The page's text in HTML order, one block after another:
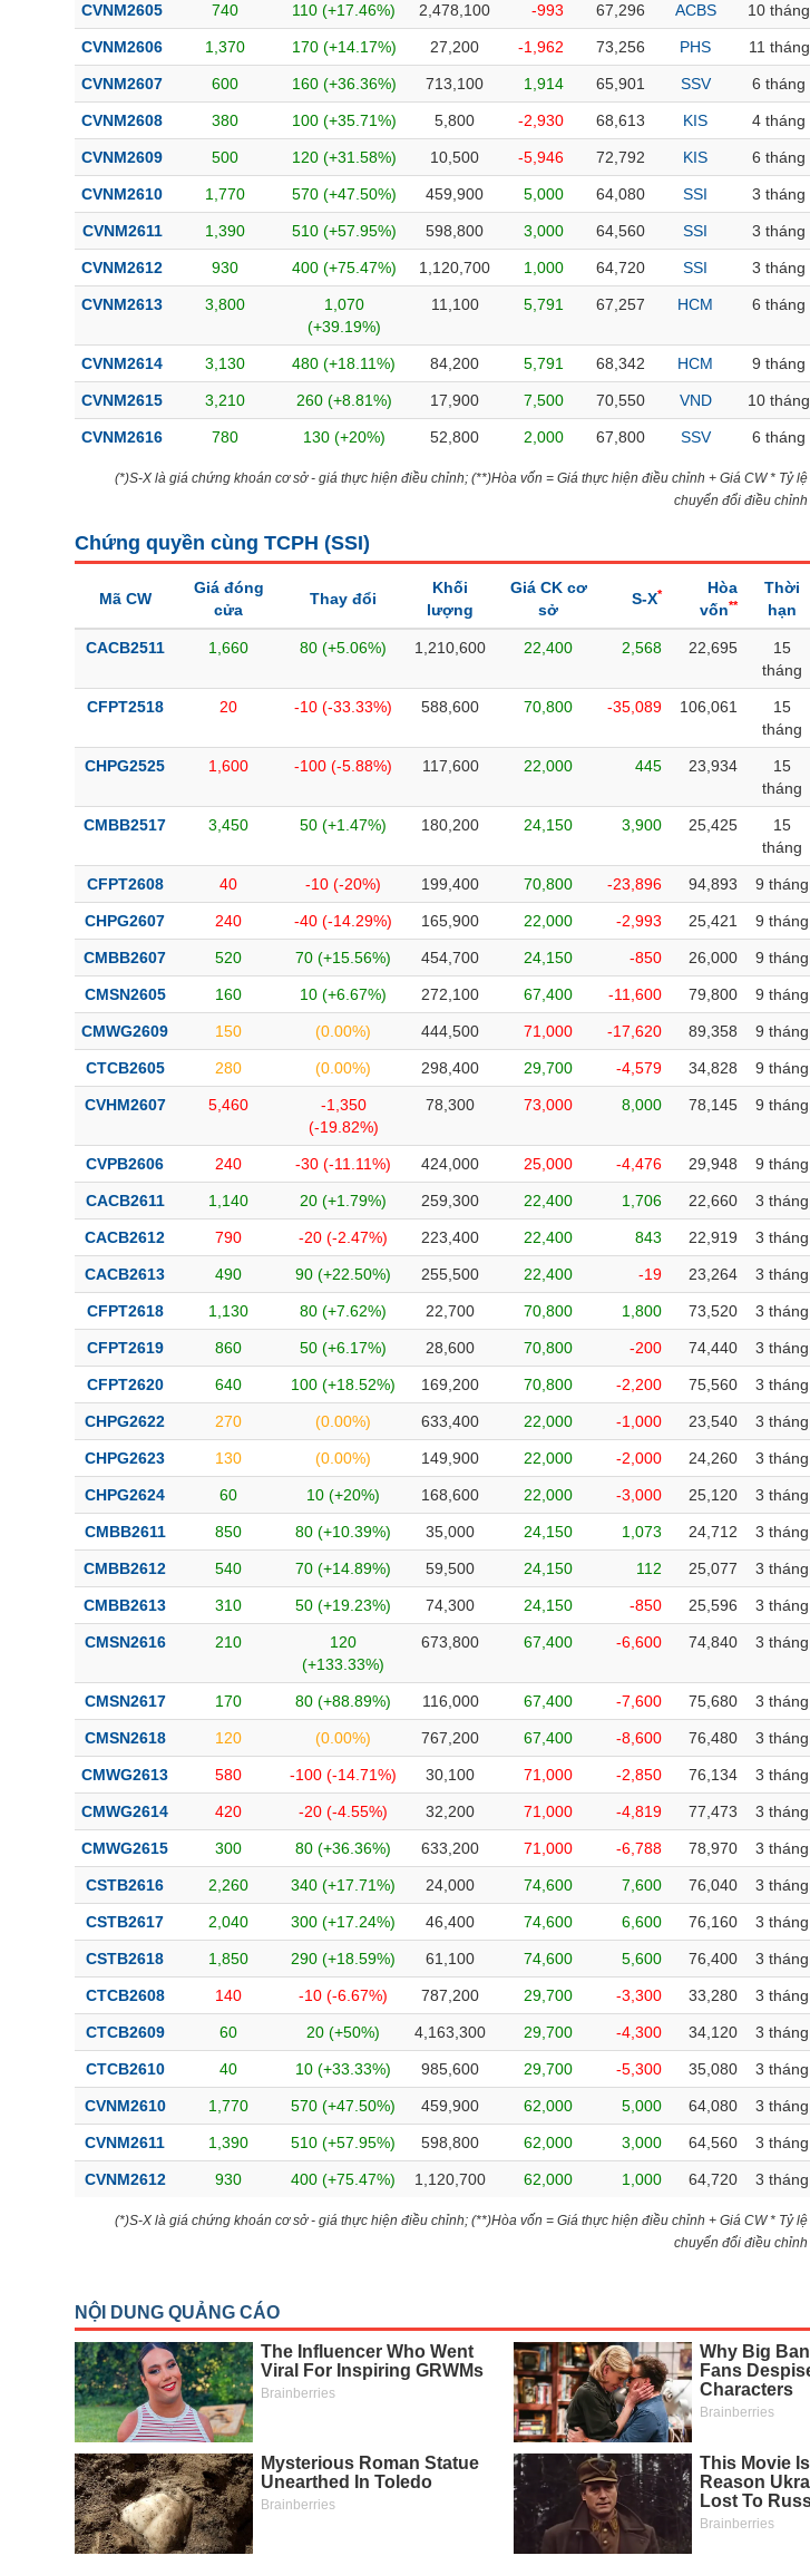
CVNM2605 740 110 (+17.46%) 2,478,100 -993 67,296 ACBS 10 tháng
CVNM2606 1,370 170 (+14.17%) 27,200 -1,962 73,256 PHS 11 tháng
CVNM2607 600 160 (+36.36%) 713,100 1,914 65,901 SSV 6 tháng
CVNM2608 380 100 (+35.71%) 5,800 -2,930 68,613 KIS 4 tháng
CVNM2609 500 120 (+31.58%) 10,500 -5,946 72,792 KIS 6 tháng
CVNM2610 1,770 570 (+47.50%) 459,900 5,000 64,080 SSI 3 tháng
CVNM2611 1,390 510 (+57.95%) 598,800 3,000 64,560 SSI 3 tháng
CVNM2612 930 400 (+75.47%) 1,120,700 1,000 64,720 SSI 3 tháng
CVNM2613 3,800
1,070
(+39.19%)
11,100 5,791 67,257 HCM 6 tháng
CVNM2614 3,130 480 (+18.11%) 84,200 5,791 68,342 HCM 9 tháng
CVNM2615 3,210 260 (+8.81%) 17,900 7,500 70,550 VND 10 tháng
CVNM2616 780 130 (+20%) 52,800 2,000 67,800 SSV 6 tháng
(*)S-X là giá chứng khoán cơ sở - giá thực hiện điều chỉnh; (**)Hòa vốn = Giá thực hiện điều chỉnh + Giá CW * Tỷ lệ
chuyển đổi điều chỉnh
Chứng quyền cùng TCPH (SSI)
Mã CW
Giá đóng
cửa
Thay đổi
Khối
lượng
Giá CK cơ
sở
S-X*
Hòa
vốn**
Thời
hạn
CACB2511 1,660 80 (+5.06%) 1,210,600 22,400 2,568 22,695
15
tháng
CFPT2518 20 -10 (-33.33%) 588,600 70,800 -35,089 106,061
15
tháng
CHPG2525 1,600 -100 (-5.88%) 117,600 22,000 445 23,934
15
tháng
CMBB2517 3,450 50 (+1.47%) 180,200 24,150 3,900 25,425
15
tháng
CFPT2608 40 -10 (-20%) 199,400 70,800 -23,896 94,893 9 tháng
CHPG2607 240 -40 (-14.29%) 165,900 22,000 -2,993 25,421 9 tháng
CMBB2607 520 70 (+15.56%) 454,700 24,150 -850 26,000 9 tháng
CMSN2605 160 10 (+6.67%) 272,100 67,400 -11,600 79,800 9 tháng
CMWG2609 150 (0.00%) 444,500 71,000 -17,620 89,358 9 tháng
CTCB2605 280 (0.00%) 298,400 29,700 -4,579 34,828 9 tháng
CVHM2607 5,460
-1,350
(-19.82%)
78,300 73,000 8,000 78,145 9 tháng
CVPB2606 240 -30 (-11.11%) 424,000 25,000 -4,476 29,948 9 tháng
CACB2611 1,140 20 (+1.79%) 259,300 22,400 1,706 22,660 3 tháng
CACB2612 790 -20 (-2.47%) 223,400 22,400 843 22,919 3 tháng
CACB2613 490 90 (+22.50%) 255,500 22,400 -19 23,264 3 tháng
CFPT2618 1,130 80 (+7.62%) 22,700 70,800 1,800 73,520 3 tháng
CFPT2619 860 50 (+6.17%) 28,600 70,800 -200 74,440 3 tháng
CFPT2620 640 100 (+18.52%) 169,200 70,800 -2,200 75,560 3 tháng
CHPG2622 270 (0.00%) 633,400 22,000 -1,000 23,540 3 tháng
CHPG2623 130 (0.00%) 149,900 22,000 -2,000 24,260 3 tháng
CHPG2624 60 10 (+20%) 168,600 22,000 -3,000 25,120 3 tháng
CMBB2611 850 80 (+10.39%) 35,000 24,150 1,073 24,712 3 tháng
CMBB2612 540 70 (+14.89%) 59,500 24,150 112 25,077 3 tháng
CMBB2613 310 50 (+19.23%) 74,300 24,150 -850 25,596 3 tháng
CMSN2616 210
120
(+133.33%)
673,800 67,400 -6,600 74,840 3 tháng
CMSN2617 170 80 (+88.89%) 116,000 67,400 -7,600 75,680 3 tháng
CMSN2618 120 (0.00%) 767,200 67,400 -8,600 76,480 3 tháng
CMWG2613 580 -100 (-14.71%) 30,100 71,000 -2,850 76,134 3 tháng
CMWG2614 420 -20 (-4.55%) 32,200 71,000 -4,819 77,473 3 tháng
CMWG2615 300 80 (+36.36%) 633,200 71,000 -6,788 78,970 3 tháng
CSTB2616 2,260 340 (+17.71%) 24,000 74,600 7,600 76,040 3 tháng
CSTB2617 2,040 300 (+17.24%) 46,400 74,600 6,600 76,160 3 tháng
CSTB2618 1,850 290 (+18.59%) 61,100 74,600 5,600 76,400 3 tháng
CTCB2608 140 -10 (-6.67%) 787,200 29,700 -3,300 33,280 3 tháng
CTCB2609 60 20 (+50%) 4,163,300 29,700 -4,300 34,120 3 tháng
CTCB2610 40 10 (+33.33%) 985,600 29,700 -5,300 35,080 3 tháng
CVNM2610 1,770 570 (+47.50%) 459,900 62,000 5,000 64,080 3 tháng
CVNM2611 1,390 510 (+57.95%) 598,800 62,000 3,000 64,560 3 tháng
CVNM2612 930 400 (+75.47%) 1,120,700 62,000 1,000 64,720 3 tháng
(*)S-X là giá chứng khoán cơ sở - giá thực hiện điều chỉnh; (**)Hòa vốn = Giá thực hiện điều chỉnh + Giá CW * Tỷ lệ
chuyển đổi điều chỉnh
Tin tức(-)
Bài viết của tác giả(-)
Báo cáo phân tích (-)
Thuật ngữ(-)
Dịch vụ(-)
Đào tạo
Sách tài chính
Công cụ đầu tư
Truyền thông tài chính